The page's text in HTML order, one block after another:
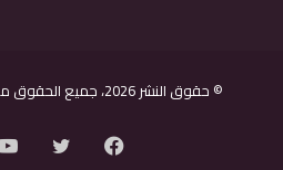
© حقوق النشر 2026، جميع الحقوق محفوظة |
فيسبوك